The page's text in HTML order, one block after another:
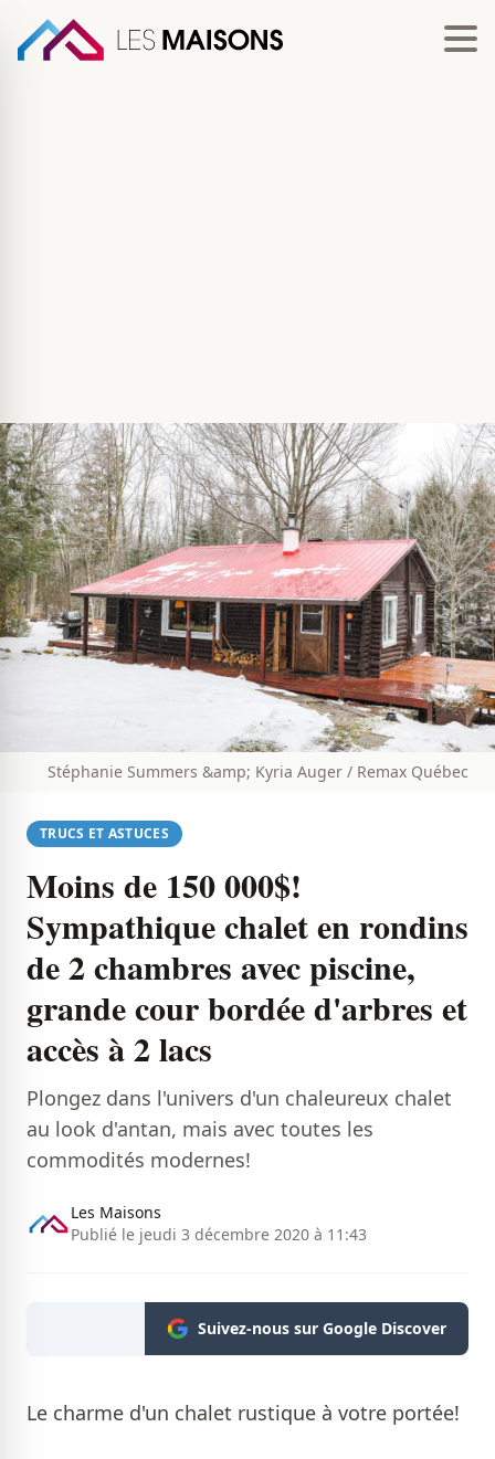
Stéphanie Summers &amp; Kyria Auger / Remax Québec
TRUCS ET ASTUCES
Moins de 150 000$!
Sympathique chalet en rondins
de 2 chambres avec piscine,
grande cour bordée d'arbres et
accès à 2 lacs
Plongez dans l'univers d'un chaleureux chalet
au look d'antan, mais avec toutes les
commodités modernes!
Les Maisons
Publié le jeudi 3 décembre 2020 à 11:43
Suivez-nous sur Google Discover
Le charme d'un chalet rustique à votre portée!